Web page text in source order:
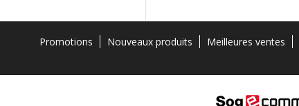
Promotions Nouveaux produits Meilleures ventes